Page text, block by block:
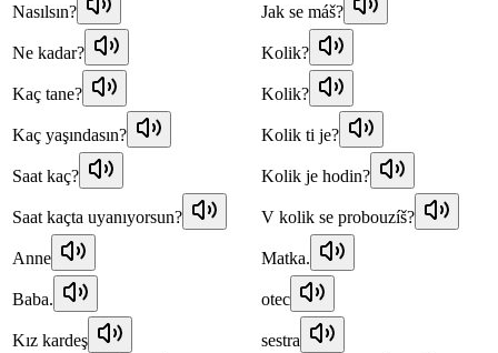
Nasılsın? Jak se máš?
Ne kadar? Kolik?
Kaç tane? Kolik?
Kaç yaşındasın? Kolik ti je?
Saat kaç? Kolik je hodin?
Saat kaçta uyanıyorsun? V kolik se probouzíš?
Anne Matka.
Baba. otec
Kız kardeş sestra